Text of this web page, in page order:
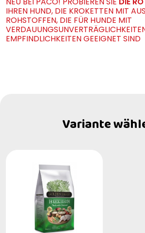
IHREN HUND, DIE KROKETTEN MIT
ROHSTOFFEN, DIE FÜR HUNDE MIT
EMPFINDLICHKEITEN GEEIGNET SIND
Variante